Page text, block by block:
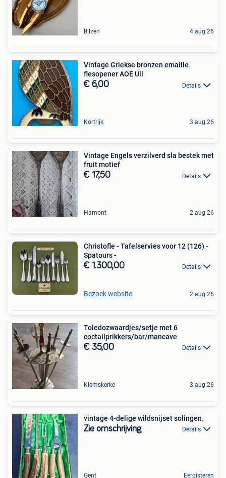
Bilzen 4 aug 26
Vintage Griekse bronzen emaille
flesopener AOE Uil
€ 6,00 Details
Kortrijk 3 aug 26
Vintage Engels verzilverd sla bestek met
fruit motief
€ 17,50 Details
Hamont 2 aug 26
Christofle - Tafelservies voor 12 (126) -
Spatours -
€ 1.300,00 Details
Bezoek website 2 aug 26
Toledozwaardjes/setje met 6
coctailprikkers/bar/mancave
€ 35,00 Details
Klemskerke 3 aug 26
vintage 4-delige wildsnijset solingen.
Zie omschrijving Details
Gent Eergisteren